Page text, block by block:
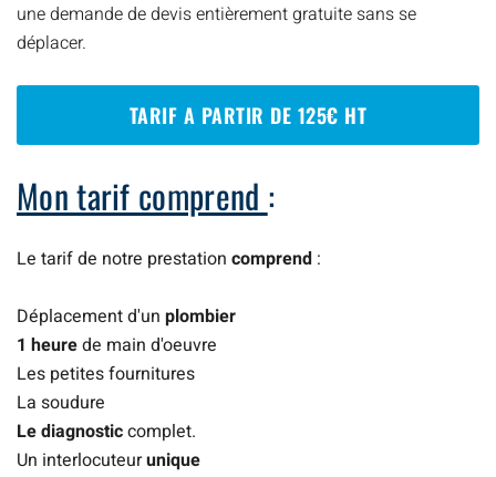
une demande de devis entièrement gratuite sans se
déplacer.
TARIF A PARTIR DE 125€ HT
Mon tarif comprend :
Le tarif de notre prestation comprend :
Déplacement d'un plombier
1 heurede main d'oeuvre
Les petites fournitures
La soudure
Le diagnosticcomplet.
Un interlocuteurunique